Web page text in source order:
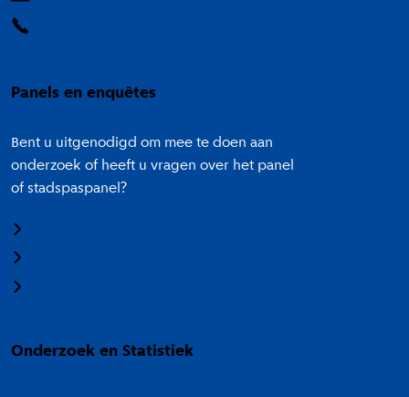
Panels en enquêtes
Bent u uitgenodigd om mee te doen aan
onderzoek of heeft u vragen over het panel
of stadspaspanel?
Onderzoek en Statistiek